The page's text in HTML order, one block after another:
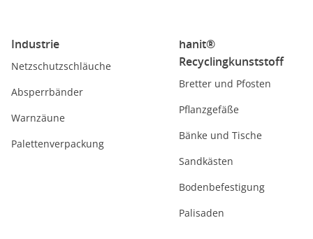
Industrie
Netzschutzschläuche
Absperrbänder
Warnzäune
Palettenverpackung
hanit®
Recyclingkunststoff
Bretter und Pfosten
Pflanzgefäße
Bänke und Tische
Sandkästen
Bodenbefestigung
Palisaden